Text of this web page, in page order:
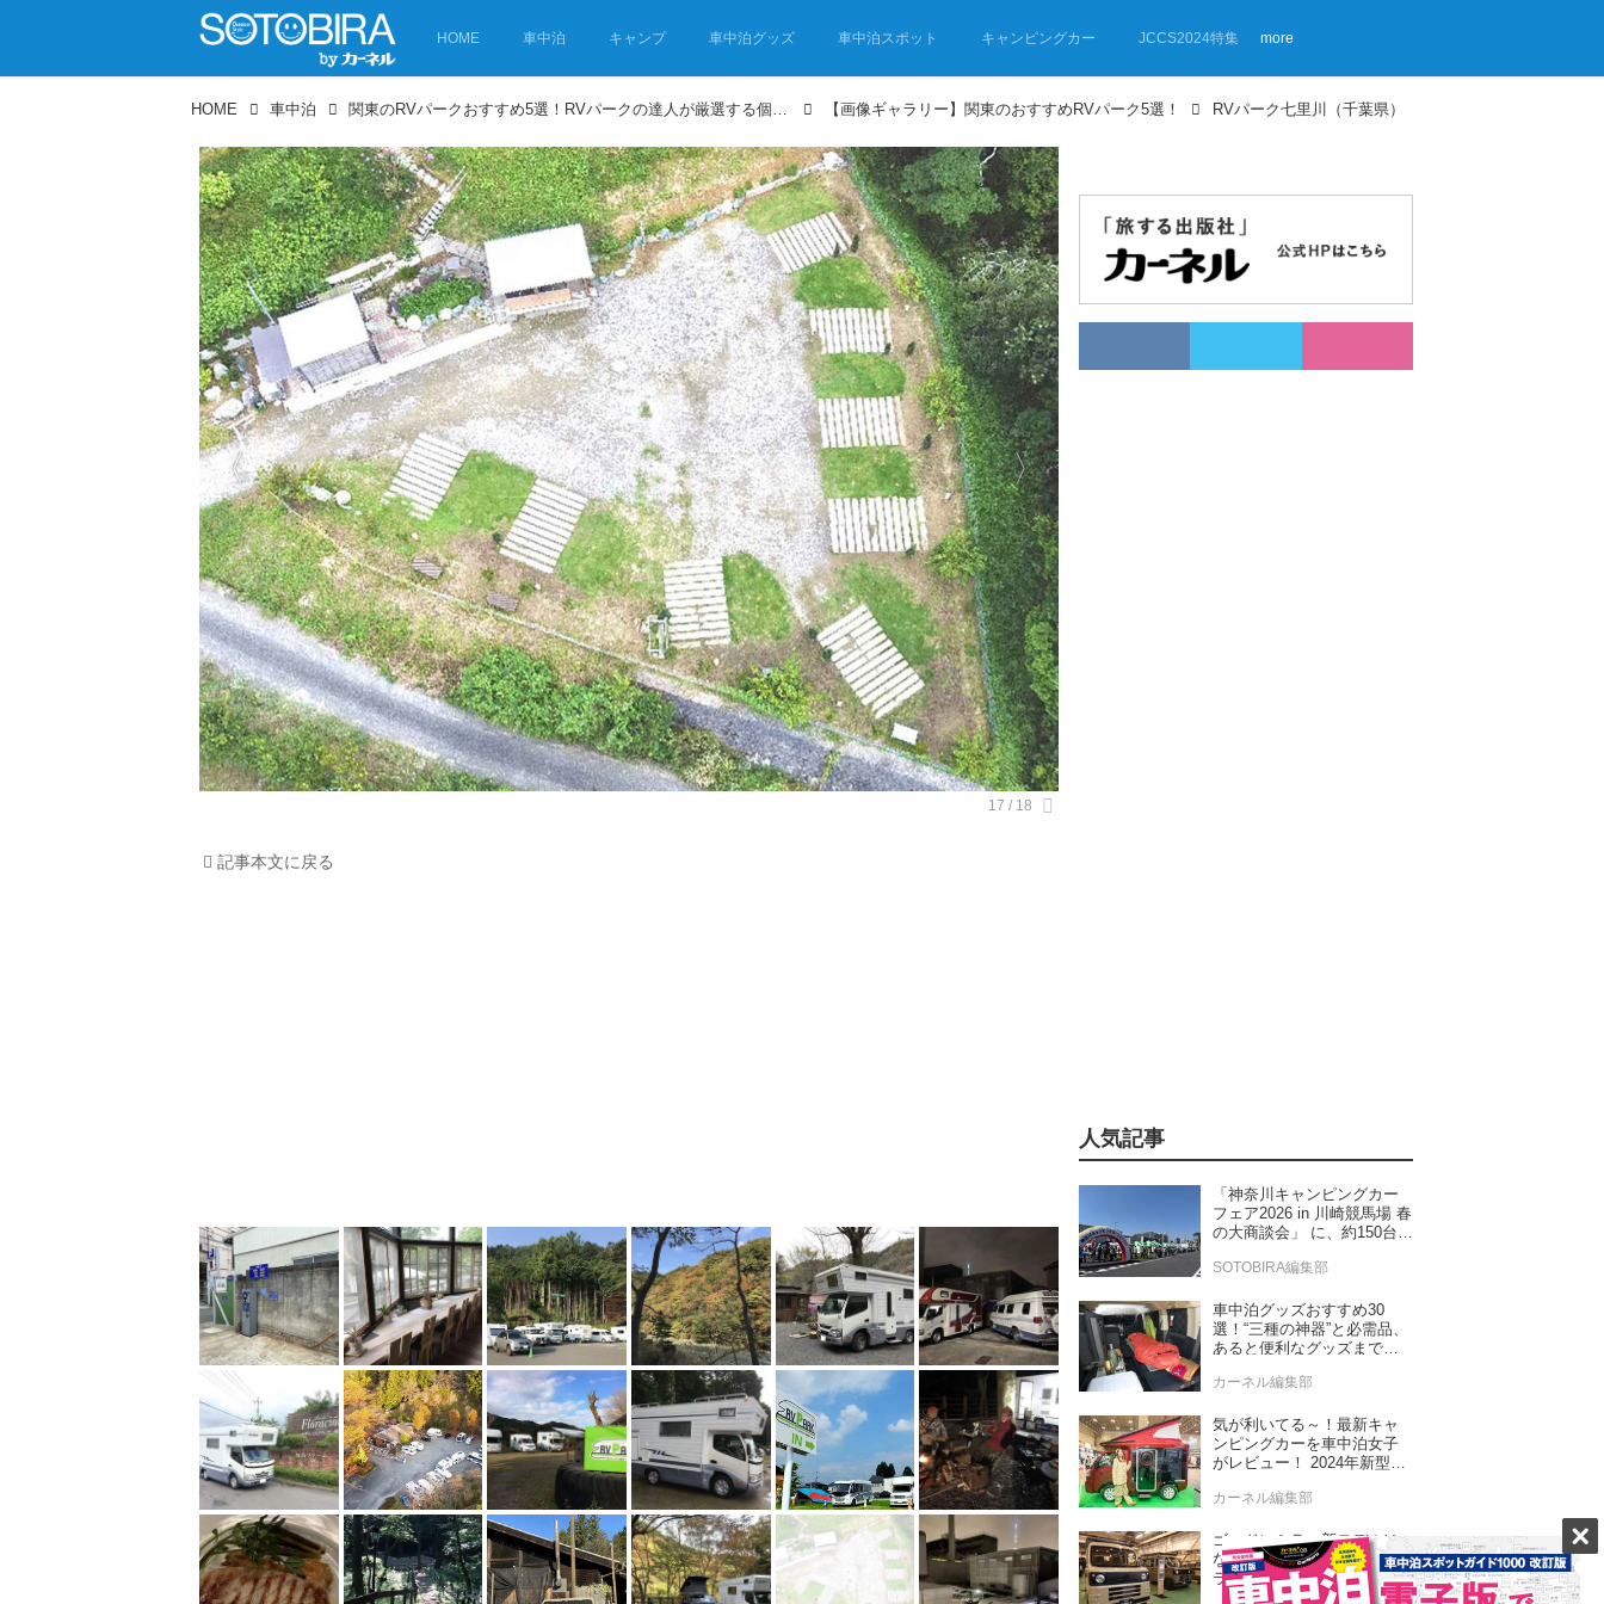
HOME 車中泊 キャンプ 車中泊グッズ 車中泊スポット キャンピングカー JCCS2024特集 more
HOME 車中泊 関東のRVパークおすすめ5選！RVパークの達人が厳選する個性派～豪華な車中泊スポット 【画像ギャラリー】関東のおすすめRVパーク5選！ RVパーク七里川（千葉県）
記事本文に戻る
人気記事
「神奈川キャンピングカー
フェア2026 in 川崎競馬場 春
の大商談会」 に、約150台の
SOTOBIRA編集部
車中泊グッズおすすめ30
選！“三種の神器”と必需品、
あると便利なグッズまで車
カーネル編集部
気が利いてる～！最新キャ
ンピングカーを車中泊女子
がレビュー！ 2024年新型モ
カーネル編集部
ゴードンミラー新モデルは
なんと軽バン！ゴードンミ
ラーらしさを踏襲したセン
ス抜群のバンライフ車が発